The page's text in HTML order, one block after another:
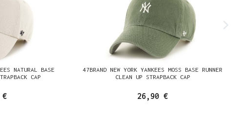
NATURAL BASE
CAP
€
47BRAND NEW YORK YANKEES MOSS BASE RUNNER
CLEAN UP STRAPBACK CAP
26,90 €